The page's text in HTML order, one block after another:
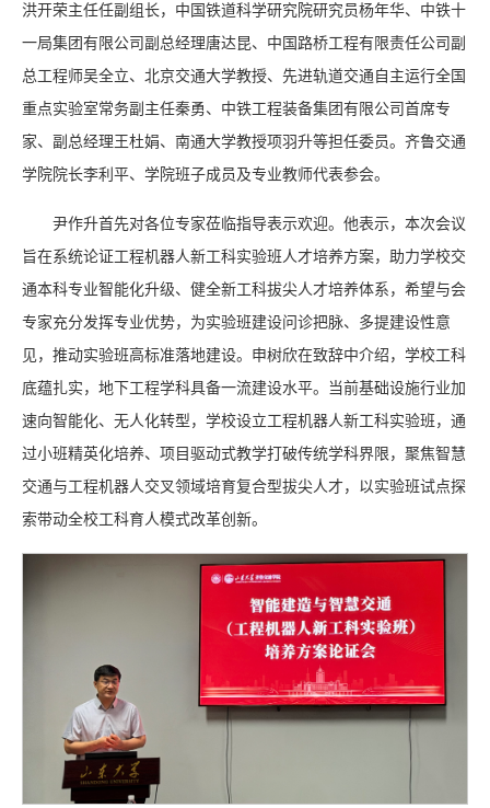
洪开荣主任任副组长，中国铁道科学研究院研究员杨年华、中铁十
一局集团有限公司副总经理唐达昆、中国路桥工程有限责任公司副
总工程师吴全立、北京交通大学教授、先进轨道交通自主运行全国
重点实验室常务副主任秦勇、中铁工程装备集团有限公司首席专
家、副总经理王杜娟、南通大学教授项羽升等担任委员。齐鲁交通
学院院长李利平、学院班子成员及专业教师代表参会。
尹作升首先对各位专家莅临指导表示欢迎。他表示，本次会议
旨在系统论证工程机器人新工科实验班人才培养方案，助力学校交
通本科专业智能化升级、健全新工科拔尖人才培养体系，希望与会
专家充分发挥专业优势，为实验班建设问诊把脉、多提建设性意
见，推动实验班高标准落地建设。申树欣在致辞中介绍，学校工科
底蕴扎实，地下工程学科具备一流建设水平。当前基础设施行业加
速向智能化、无人化转型，学校设立工程机器人新工科实验班，通
过小班精英化培养、项目驱动式教学打破传统学科界限，聚焦智慧
交通与工程机器人交叉领域培育复合型拔尖人才，以实验班试点探
索带动全校工科育人模式改革创新。